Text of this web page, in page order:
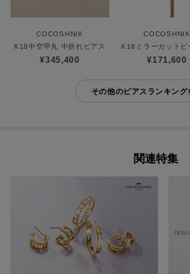
COCOSHNIK
K18中空甲丸 中折れピアス
¥345,400
COCOSHNIK
K18ミラーカットビ
¥171,600
その他のピアスランキング
関連特集